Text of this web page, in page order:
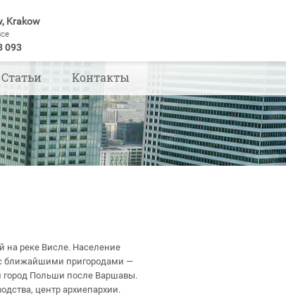
Krakow
093
Статьи Контакты
на реке Висле. Население
с ближайшими пригородами —
Польши после Варшавы.
центр архиепархии.